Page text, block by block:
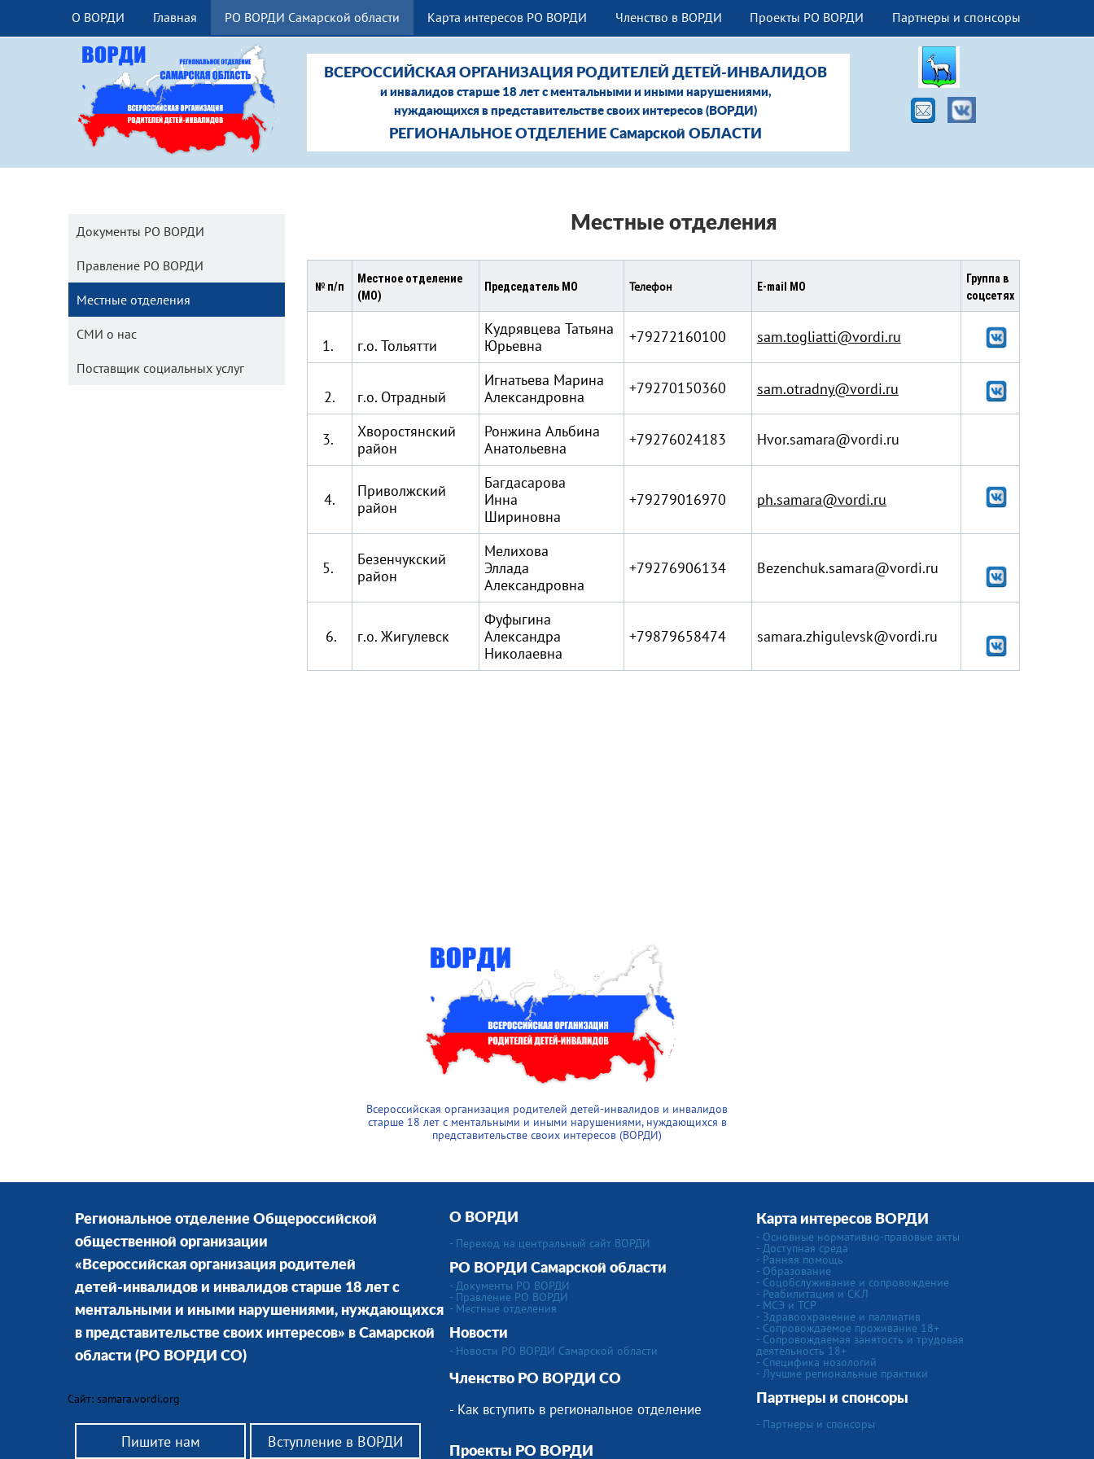
О ВОРДИ Главная РО ВОРДИ Самарской области Карта интересов РО ВОРДИ Членство в ВОРДИ Проекты РО ВОРДИ Партнеры и спонсоры
ВСЕРОССИЙСКАЯ ОРГАНИЗАЦИЯ РОДИТЕЛЕЙ ДЕТЕЙ-ИНВАЛИДОВ
и инвалидов старше 18 лет с ментальными и иными нарушениями,
нуждающихся в представительстве своих интересов (ВОРДИ)
РЕГИОНАЛЬНОЕ ОТДЕЛЕНИЕ Самарской ОБЛАСТИ
Местные отделения
№ п/п
Местное отделение
(МО)
Председатель МО Телефон E-mail МО
Группа в
соцсетях
1. г.о. Тольятти
Кудрявцева Татьяна
Юрьевна
+79272160100 sam.togliatti@vordi.ru
2. г.о. Отрадный
Игнатьева Марина
Александровна
+79270150360 sam.otradny@vordi.ru
3.
Хворостянский
район
Ронжина Альбина
Анатольевна
+79276024183 Hvor.samara@vordi.ru
4.
Приволжский
район
Багдасарова
Инна
Шириновна
+79279016970 ph.samara@vordi.ru
5.
Безенчукский
район
Мелихова
Эллада
Александровна
+79276906134 Bezenchuk.samara@vordi.ru
6. г.о. Жигулевск
Фуфыгина
Александра
Николаевна
+79879658474 samara.zhigulevsk@vordi.ru
Документы РО ВОРДИ
Правление РО ВОРДИ
Местные отделения
СМИ о нас
Поставщик социальных услуг
Всероссийская организация родителей детей-инвалидов и инвалидов
старше 18 лет с ментальными и иными нарушениями, нуждающихся в
представительстве своих интересов (ВОРДИ)
Региональное отделение Общероссийской
общественной организации
«Всероссийская организация родителей
детей-инвалидов и инвалидов старше 18 лет с
ментальными и иными нарушениями, нуждающихся
в представительстве своих интересов» в Cамарской
области (РО ВОРДИ СО)
Сайт: samara.vordi.org
Пишите нам Вступление в ВОРДИ
О ВОРДИ
- Переход на центральный сайт ВОРДИ
РО ВОРДИ Самарской области
- Документы РО ВОРДИ
- Правление РО ВОРДИ
- Местные отделения
Новости
- Новости РО ВОРДИ Самарской области
Членство РО ВОРДИ СО
- Как вступить в региональное отделение
Проекты РО ВОРДИ
Карта интересов ВОРДИ
- Основные нормативно-правовые акты
- Доступная среда
- Ранняя помощь
- Образование
- Соцобслуживание и сопровождение
- Реабилитация и СКЛ
- МСЭ и ТСР
- Здравоохранение и паллиатив
- Сопровождаемое проживание 18+
- Сопровождаемая занятость и трудовая
деятельность 18+
- Специфика нозологий
- Лучшие региональные практики
Партнеры и спонсоры
- Партнеры и спонсоры